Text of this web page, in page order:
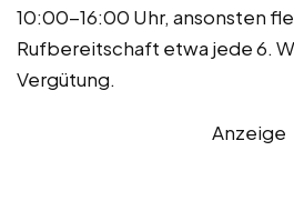
10:00-16:00 Uhr, ansonsten
Rufbereitschaft etwa jede 6.
Vergütung.
Anzeige